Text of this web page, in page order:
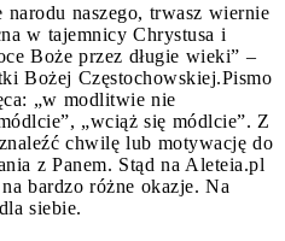
naszego, trwasz wiernie
w tajemnicy Chrystusa i
Boże przez długie wieki” –
Bożej Częstochowskiej.Pismo
„w modlitwie nie
„wciąż się módlcie”. Z
chwilę lub motywację do
z Panem. Stąd na Aleteia.pl
bardzo różne okazje. Na
siebie.